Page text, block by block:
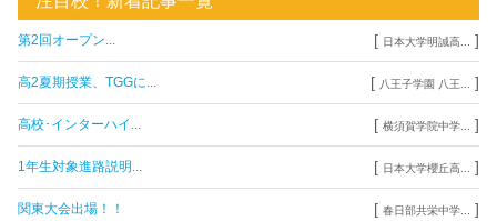
第2回オープン... [ 日本大学明誠高... ]
高2夏期授業、TGGに... [ 八王子学園 八王... ]
高校･インターハイ... [ 横須賀学院中学... ]
1年生対象進路説明... [ 日本大学櫻丘高... ]
関東大会出場！！ [ 春日部共栄中学... ]